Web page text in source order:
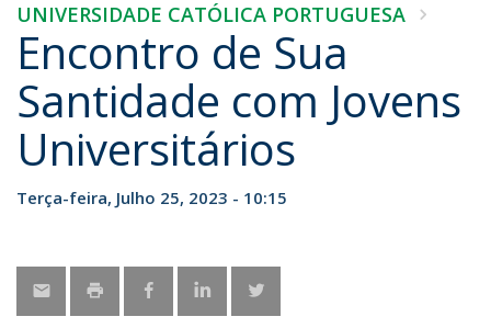
UNIVERSIDADE CATÓLICA PORTUGUESA
Encontro de Sua
Santidade com Jovens
Universitários
Terça-feira, Julho 25, 2023 - 10:15